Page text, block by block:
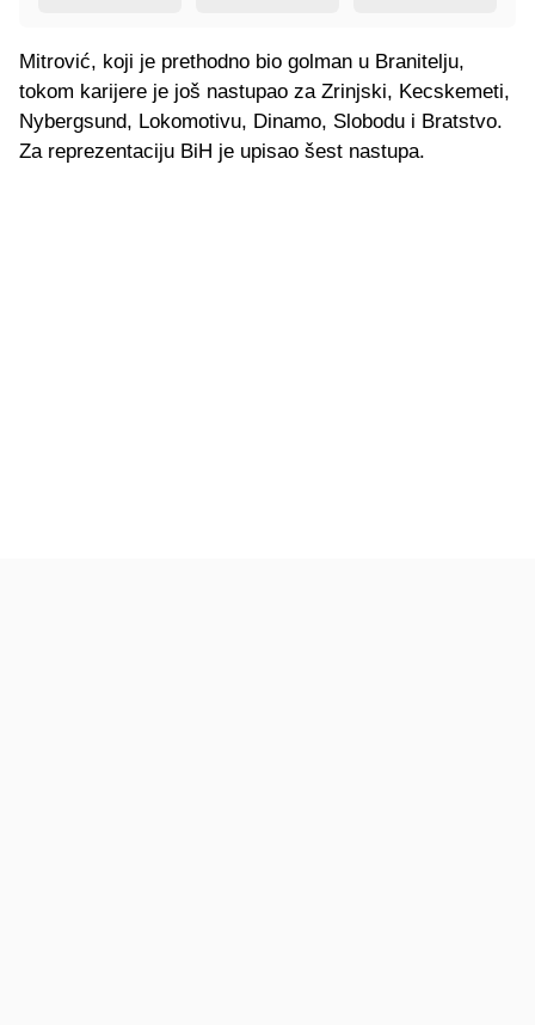
Mitrović, koji je prethodno bio golman u Branitelju,
tokom karijere je još nastupao za Zrinjski, Kecskemeti,
Nybergsund, Lokomotivu, Dinamo, Slobodu i Bratstvo.
Za reprezentaciju BiH je upisao šest nastupa.